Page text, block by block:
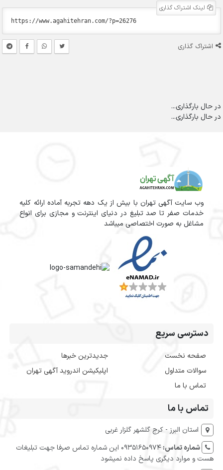
لینک اشتراک گذاری
اشتراک گذاری
در حال بارگذاری...
در حال بارگذاری...
وب سایت آگهی تهران با بیش از یک دهه تجربه آماده ارائه کلیه
خدمات صفر تا صد تبلیغ در دنیای اینترنت و مجازی برای انواع
مشاغل به صورت اختصاصی میباشد
دسترسی سریع
صفحه نخست
سوالات متداول
تماس با ما
جدیدترین خبرها
اپلیکیشن اندروید آگهی تهران
تماس با ما
استان البرز - کرج گلشهر گلزار غربی
شماره تماس:
09351650974 این شماره تماس صرفا جهت تبلیغات
هست و موارد دیگری پاسخ داده نمیشود